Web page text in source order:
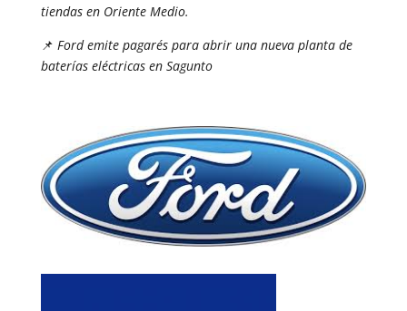
tiendas en Oriente Medio.
📌 Ford emite pagarés para abrir una nueva planta de
baterías eléctricas en Sagunto